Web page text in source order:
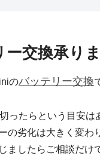
交換承りま
のバッテリー交換
ったらという目安は
の劣化は大きく変わ
ましたらご相談だけ